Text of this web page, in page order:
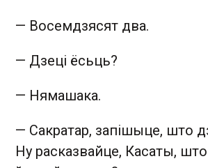
— Восемдзясят два.
— Дзеці ёсьць?
— Нямашака.
— Сакратар, запішыце, што
Ну расказвайце, Касаты,